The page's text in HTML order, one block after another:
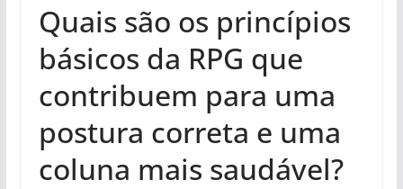
Quais são os princípios
básicos da RPG que
contribuem para uma
postura correta e uma
coluna mais saudável?